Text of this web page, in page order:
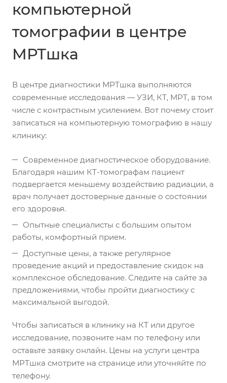
компьютерной
томографии в центре
МРТшка
В центре диагностики МРТшка выполняются
современные исследования — УЗИ, КТ, МРТ, в том
числе с контрастным усилением. Вот почему стоит
записаться на компьютерную томографию в нашу
клинику:
Современное диагностическое оборудование.
Благодаря нашим КТ-томографам пациент
подвергается меньшему воздействию радиации, а
врач получает достоверные данные о состоянии
его здоровья.
Опытные специалисты с большим опытом
работы, комфортный прием.
Доступные цены, а также регулярное
проведение акций и предоставление скидок на
комплексное обследование. Следите на сайте за
предложениями, чтобы пройти диагностику с
максимальной выгодой.
Чтобы записаться в клинику на КТ или другое
исследование, позвоните нам по телефону или
оставьте заявку онлайн. Цены на услуги центра
МРТшка смотрите на странице или уточняйте по
телефону.